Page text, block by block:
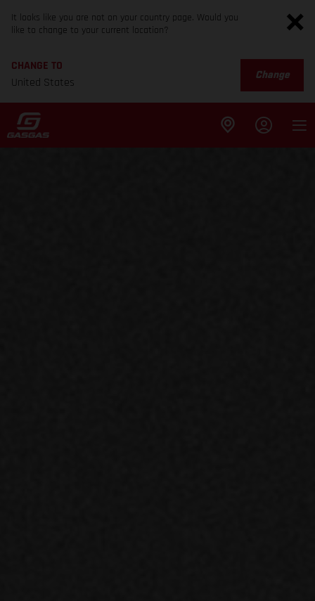
It looks like you are not on your country page. Would you
like to change to your current location?
CHANGE TO
United States
Change